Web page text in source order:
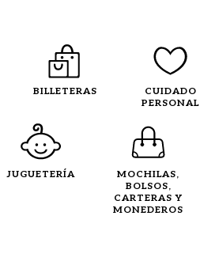
BILLETERAS
CUIDADO
PERSONAL
JUGUETERÍA
MOCHILAS,
BOLSOS,
CARTERAS Y
MONEDEROS